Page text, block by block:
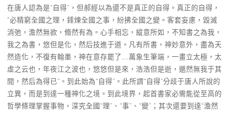
在唐人認為是“自得”，但郝經以為還不是真正的自得。真正的自得，
“必精窮全國之理，錘煉全國之事，紛拂全國之變。客套妄慮，毀滅
消弛，澹然無欲，翛然有為。心手相忘，縱意所如，不知書之為我，
我之為書，悠但是化，然后技進于道。凡有所書，神妙意外，盡為天
然造化，不復有翰墨，神在意存罷了……萬象生筆端，一畫立太極，太
虛之云也，年夜江之波也，悠悠但是來，浩浩但是逝，邈然無我于其
間，然后為得已”。到此始為“自得”。此所謂“自得”分歧于唐人所說的
立異，而是到達一種神化之境。到此境界，起首書家必需能從至高的
哲學條理掌握事物，深究全國“理”、“事”、“變”；其次還要到達“澹然